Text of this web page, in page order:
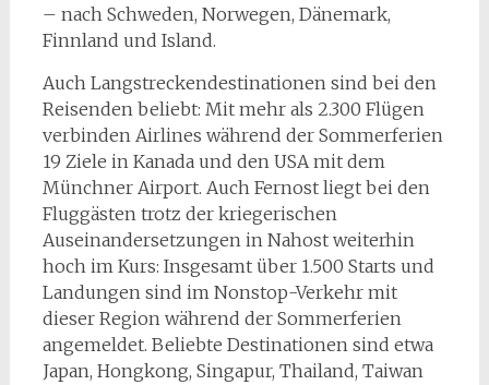
– nach Schweden, Norwegen, Dänemark,
Finnland und Island.
Auch Langstreckendestinationen sind bei den
Reisenden beliebt: Mit mehr als 2.300 Flügen
verbinden Airlines während der Sommerferien
19 Ziele in Kanada und den USA mit dem
Münchner Airport. Auch Fernost liegt bei den
Fluggästen trotz der kriegerischen
Auseinandersetzungen in Nahost weiterhin
hoch im Kurs: Insgesamt über 1.500 Starts und
Landungen sind im Nonstop-Verkehr mit
dieser Region während der Sommerferien
angemeldet. Beliebte Destinationen sind etwa
Japan, Hongkong, Singapur, Thailand, Taiwan